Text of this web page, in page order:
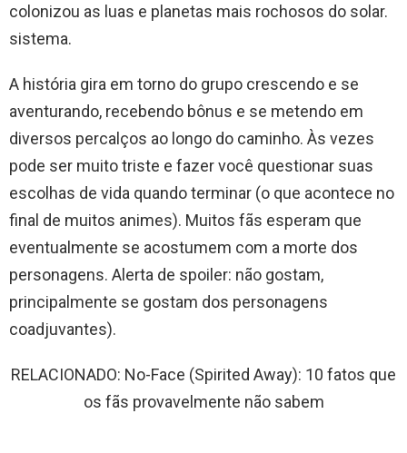
colonizou as luas e planetas mais rochosos do solar.
sistema.
A história gira em torno do grupo crescendo e se
aventurando, recebendo bônus e se metendo em
diversos percalços ao longo do caminho. Às vezes
pode ser muito triste e fazer você questionar suas
escolhas de vida quando terminar (o que acontece no
final de muitos animes). Muitos fãs esperam que
eventualmente se acostumem com a morte dos
personagens. Alerta de spoiler: não gostam,
principalmente se gostam dos personagens
coadjuvantes).
RELACIONADO: No-Face (Spirited Away): 10 fatos que
os fãs provavelmente não sabem